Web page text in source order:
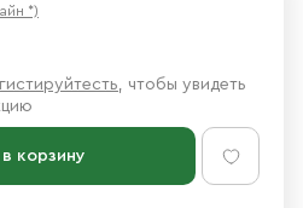
*)
, чтобы увидеть
корзину